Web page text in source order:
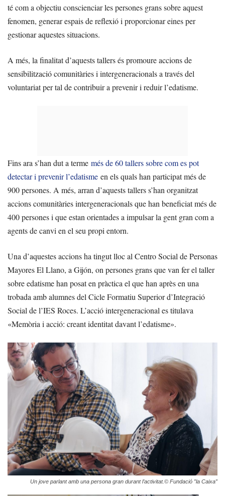
té com a objectiu conscienciar les persones grans sobre aquest
fenomen, generar espais de reflexió i proporcionar eines per
gestionar aquestes situacions.
A més, la finalitat d’aquests tallers és promoure accions de
sensibilització comunitàries i intergeneracionals a través del
voluntariat per tal de contribuir a prevenir i reduir l’edatisme.
Fins ara s’han dut a terme més de 60 tallers sobre com es pot
detectar i prevenir l’edatisme en els quals han participat més de
900 persones. A més, arran d’aquests tallers s’han organitzat
accions comunitàries intergeneracionals que han beneficiat més de
400 persones i que estan orientades a impulsar la gent gran com a
agents de canvi en el seu propi entorn.
Una d’aquestes accions ha tingut lloc al Centro Social de Personas
Mayores El Llano, a Gijón, on persones grans que van fer el taller
sobre edatisme han posat en pràctica el que han après en una
trobada amb alumnes del Cicle Formatiu Superior d’Integració
Social de l’IES Roces. L’acció intergeneracional es titulava
«Memòria i acció: creant identitat davant l’edatisme».
Un jove parlant amb una persona gran durant l’activitat.© Fundació ”la Caixa”